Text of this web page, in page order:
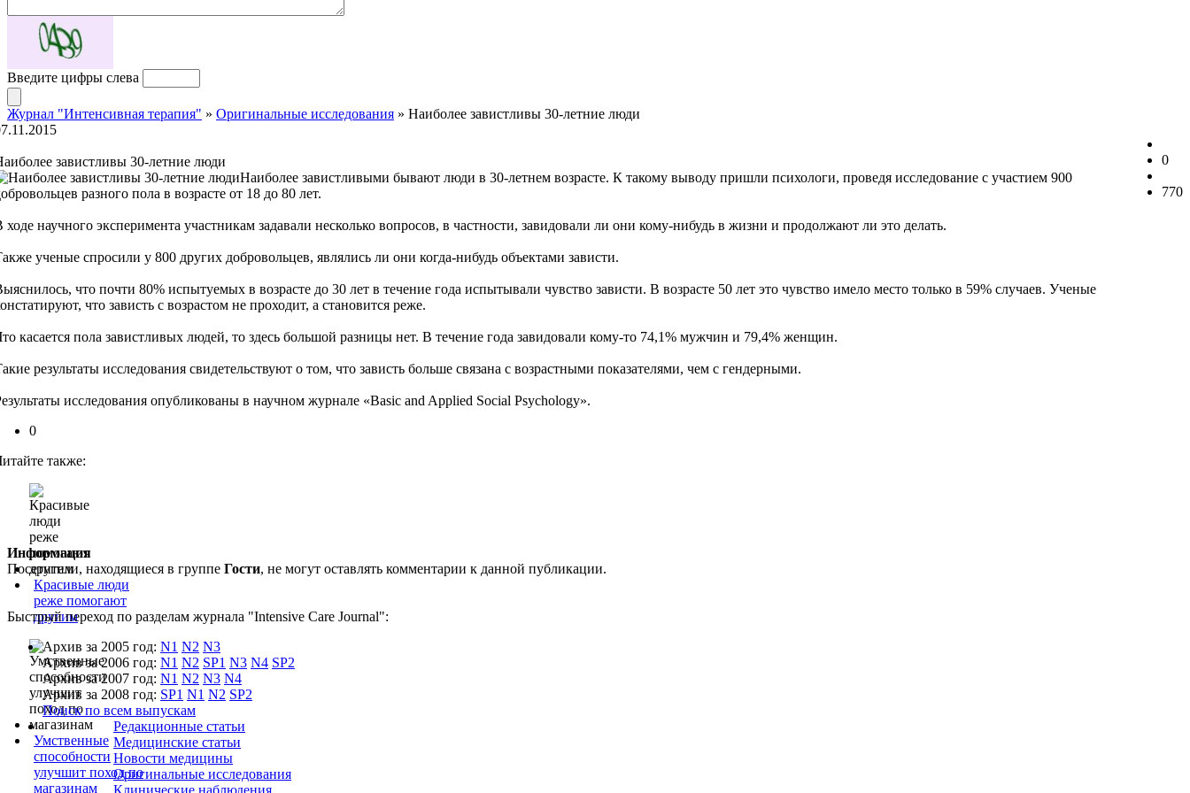
Введите цифры слева
Журнал "Интенсивная терапия" » Оригинальные исследования » Наиболее завистливы 30-летние люди
0
770
завистливы 30-летние люди
Наиболее завистливыми бывают люди в 30-летнем возрасте. К такому выводу пришли психологи, проведя исследование с участием 900
разного пола в возрасте от 18 до 80 лет.
ходе научного эксперимента участникам задавали несколько вопросов, в частности, завидовали ли они кому-нибудь в жизни и продолжают ли это делать.
ученые спросили у 800 других добровольцев, являлись ли они когда-нибудь объектами зависти.
что почти 80% испытуемых в возрасте до 30 лет в течение года испытывали чувство зависти. В возрасте 50 лет это чувство имело место только в 59% случаев. Ученые
что зависть с возрастом не проходит, а становится реже.
касается пола завистливых людей, то здесь большой разницы нет. В течение года завидовали кому-то 74,1% мужчин и 79,4% женщин.
результаты исследования свидетельствуют о том, что зависть больше связана с возрастными показателями, чем с гендерными.
исследования опубликованы в научном журнале «Basic and Applied Social Psychology».
0
также:
Красивые люди
реже помогают
другим
Умственные
способности
улучшит поход по
магазинам
Информация
Посетители, находящиеся в группе Гости, не могут оставлять комментарии к данной публикации.
Быстрый переход по разделам журнала "Intensive Care Journal":
Архив за 2005 год: N1 N2 N3
Архив за 2006 год: N1 N2 SP1 N3 N4 SP2
Архив за 2007 год: N1 N2 N3 N4
Архив за 2008 год: SP1 N1 N2 SP2
Поиск по всем выпускам
Редакционные статьи
Медицинские статьи
Новости медицины
Оригинальные исследования
Клинические наблюдения